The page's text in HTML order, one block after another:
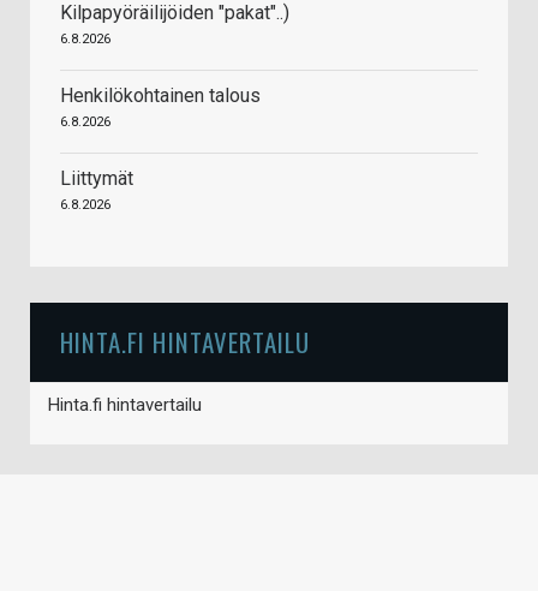
Kilpapyöräilijöiden "pakat"..)
6.8.2026
Henkilökohtainen talous
6.8.2026
Liittymät
6.8.2026
HINTA.FI HINTAVERTAILU
Hinta.fi hintavertailu